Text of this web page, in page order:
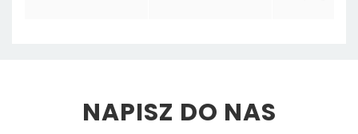
NAPISZ DO NAS